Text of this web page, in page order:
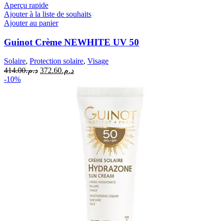
Aperçu rapide
Ajouter à la liste de souhaits
Ajouter au panier
Guinot Crème NEWHITE UV 50
Solaire, Protection solaire, Visage
د.م.414.00
Le
د.م.372.60
Le
actuel
-10%